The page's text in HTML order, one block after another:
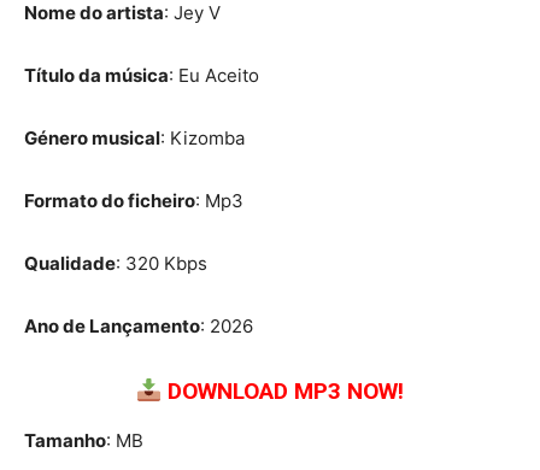
Nome do artista: Jey V
Título da música: Eu Aceito
Género musical: Kizomba
Formato do ficheiro: Mp3
Qualidade: 320 Kbps
Ano de Lançamento: 2026
DOWNLOAD MP3 NOW!
Tamanho: MB